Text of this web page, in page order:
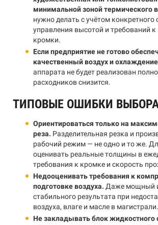
минимальной зоной термического
нужно делать с учётом конкретного
управления высотой и требований к
кромки.
Если предприятие не готово
качественный воздух и охлаждение
аппарата не будет реализован
расходников снизится.
ТИПОВЫЕ ОШИБКИ
Ориентироваться только на
реза. Разделительная резка и
рабочий режим — не одно и то же.
оценивать реальные толщины в
требования к кромке и скорость
Недооценивать требования к
подготовке воздуха. Даже мощный
стабильного результата при
воздуха, влаге и масле в магистрали.
Не закладывать блок жидкостного